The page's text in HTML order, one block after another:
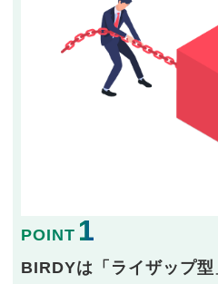
POINT 1
BIRDYは「ライザップ